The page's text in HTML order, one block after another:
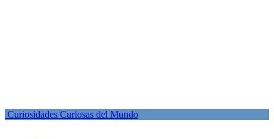
Curiosidades Curiosas del Mundo